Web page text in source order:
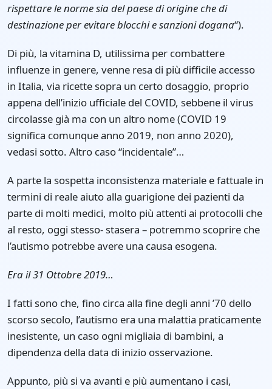
rispettare le norme sia del paese di origine che di
destinazione per evitare blocchi e sanzioni dogana“).
Di più, la vitamina D, utilissima per combattere
influenze in genere, venne resa di più difficile accesso
in Italia, via ricette sopra un certo dosaggio, proprio
appena dell’inizio ufficiale del COVID, sebbene il virus
circolasse già ma con un altro nome (COVID 19
significa comunque anno 2019, non anno 2020),
vedasi sotto. Altro caso “incidentale”…
A parte la sospetta inconsistenza materiale e fattuale in
termini di reale aiuto alla guarigione dei pazienti da
parte di molti medici, molto più attenti ai protocolli che
al resto, oggi stesso- stasera – potremmo scoprire che
l’autismo potrebbe avere una causa esogena.
Era il 31 Ottobre 2019…
I fatti sono che, fino circa alla fine degli anni ’70 dello
scorso secolo, l’autismo era una malattia praticamente
inesistente, un caso ogni migliaia di bambini, a
dipendenza della data di inizio osservazione.
Appunto, più si va avanti e più aumentano i casi,